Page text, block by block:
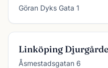
Göran Dyks Gata 1
Linköping
Åsmestadsgatan 6